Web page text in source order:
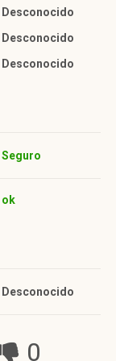
Desconocido
Desconocido
Desconocido
Seguro
ok
Desconocido
0